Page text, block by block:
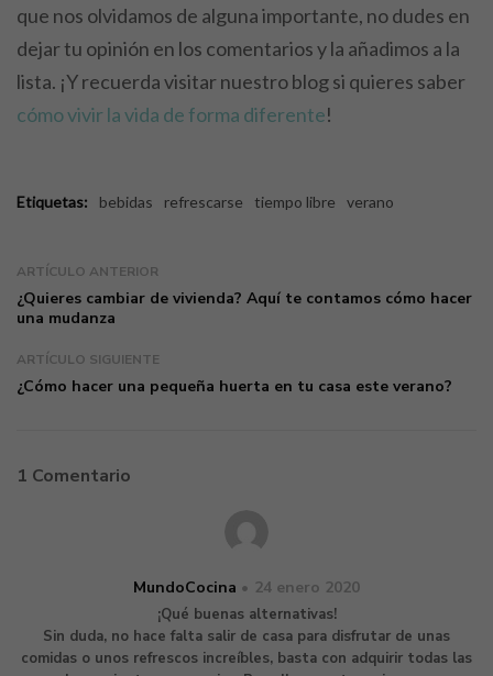
que nos olvidamos de alguna importante, no dudes en
dejar tu opinión en los comentarios y la añadimos a la
lista. ¡Y recuerda visitar nuestro blog si quieres saber
cómo vivir la vida de forma diferente!
Etiquetas: bebidas refrescarse tiempo libre verano
ARTÍCULO ANTERIOR
¿Quieres cambiar de vivienda? Aquí te contamos cómo hacer
una mudanza
ARTÍCULO SIGUIENTE
¿Cómo hacer una pequeña huerta en tu casa este verano?
1 Comentario
MundoCocina 24 enero 2020
¡Qué buenas alternativas!
Sin duda, no hace falta salir de casa para disfrutar de unas
comidas o unos refrescos increíbles, basta con adquirir todas las